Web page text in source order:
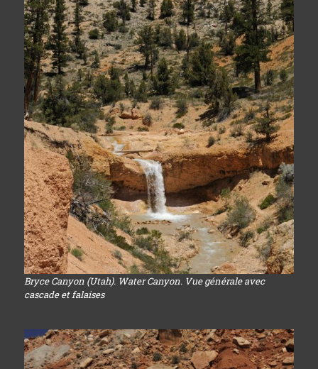
Bryce Canyon (Utah). Water Canyon. Vue générale avec
cascade et falaises